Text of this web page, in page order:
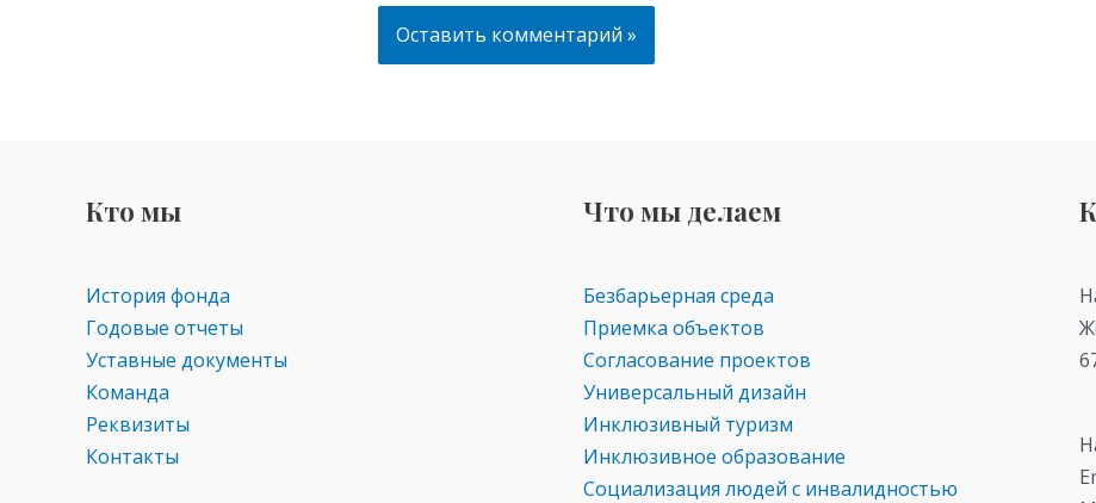
Кто мы
История фонда
Годовые отчеты
Уставные документы
Команда
Реквизиты
Контакты
Что мы делаем
Безбарьерная среда
Приемка объектов
Согласование проектов
Универсальный дизайн
Инклюзивный туризм
Инклюзивное образование
Социализация людей с инвалидностью